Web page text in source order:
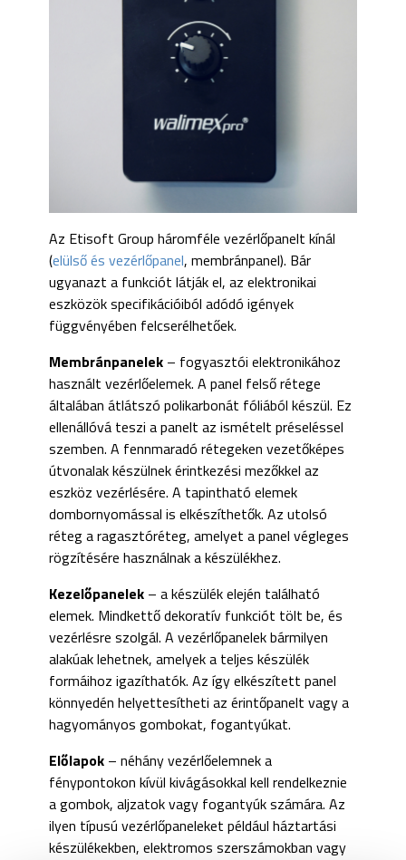
Az Etisoft Group háromféle vezérlőpanelt kínál
(elülső és vezérlőpanel, membránpanel). Bár
ugyanazt a funkciót látják el, az elektronikai
eszközök specifikációiból adódó igények
függvényében felcserélhetőek.
Membránpanelek – fogyasztói elektronikához
használt vezérlőelemek. A panel felső rétege
általában átlátszó polikarbonát fóliából készül. Ez
ellenállóvá teszi a panelt az ismételt préseléssel
szemben. A fennmaradó rétegeken vezetőképes
útvonalak készülnek érintkezési mezőkkel az
eszköz vezérlésére. A tapintható elemek
dombornyomással is elkészíthetők. Az utolsó
réteg a ragasztóréteg, amelyet a panel végleges
rögzítésére használnak a készülékhez.
Kezelőpanelek – a készülék elején található
elemek. Mindkettő dekoratív funkciót tölt be, és
vezérlésre szolgál. A vezérlőpanelek bármilyen
alakúak lehetnek, amelyek a teljes készülék
formáihoz igazíthatók. Az így elkészített panel
könnyedén helyettesítheti az érintőpanelt vagy a
hagyományos gombokat, fogantyúkat.
Előlapok – néhány vezérlőelemnek a
fénypontokon kívül kivágásokkal kell rendelkeznie
a gombok, aljzatok vagy fogantyúk számára. Az
ilyen típusú vezérlőpaneleket például háztartási
készülékekben, elektromos szerszámokban vagy